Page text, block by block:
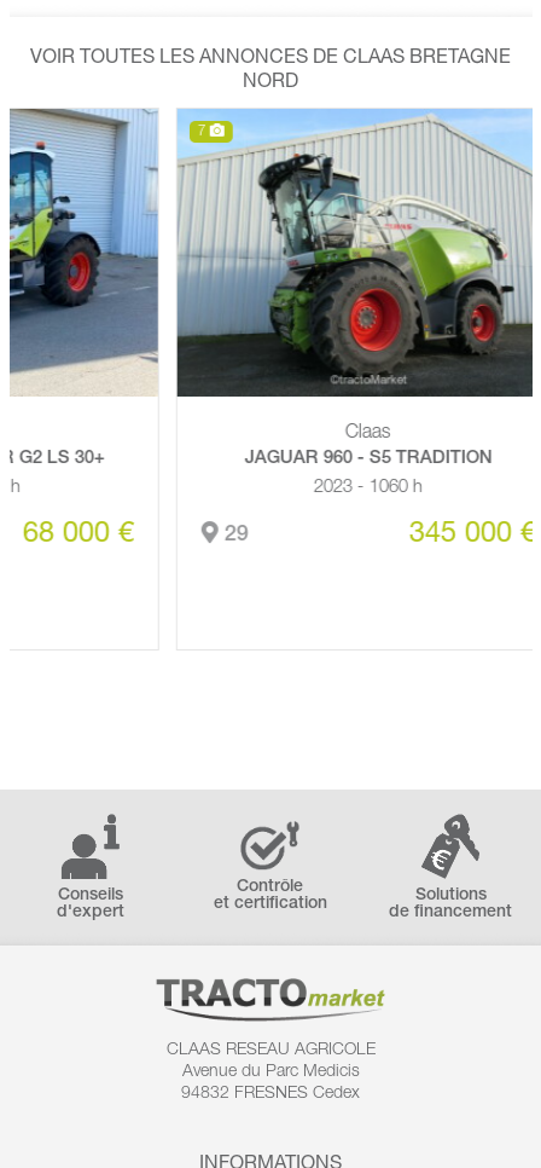
VOIR TOUTES LES ANNONCES DE CLAAS BRETAGNE
NORD
30+
€
JAGUAR 960 - S5 TRADITION
2023 - 1060 h
345 000 €
Conseils
d'expert
Contrôle
et certification
Solutions
de financement
CLAAS RESEAU AGRICOLE
Avenue du Parc Medicis
94832 FRESNES Cedex